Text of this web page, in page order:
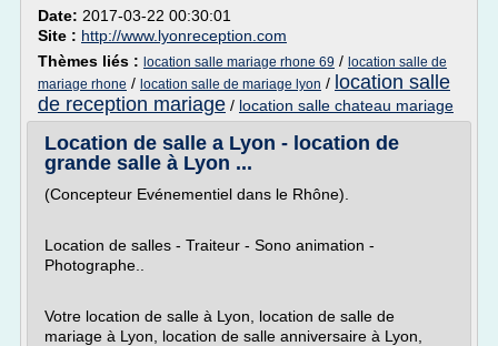
Date: 2017-03-22 00:30:01
Site : http://www.lyonreception.com
Thèmes liés : location salle mariage rhone 69 / location salle de
mariage rhone / location salle de mariage lyon / location salle
de reception mariage / location salle chateau mariage
Location de salle a Lyon - location de
grande salle à Lyon ...
(Concepteur Evénementiel dans le Rhône).
Location de salles - Traiteur - Sono animation -
Photographe..
Votre location de salle à Lyon, location de salle de
mariage à Lyon, location de salle anniversaire à Lyon,